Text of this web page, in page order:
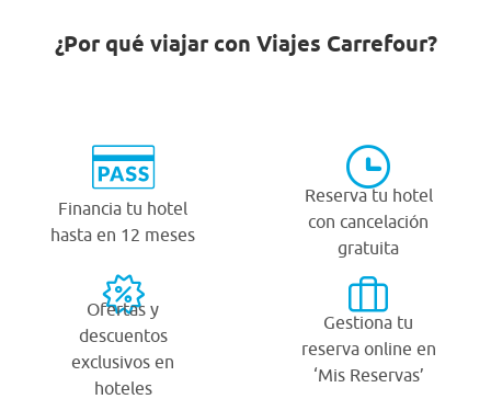
¿Por qué viajar con Viajes Carrefour?
Financia tu hotel
hasta en 12 meses
Reserva tu hotel
con cancelación
gratuita
Ofertas y
descuentos
exclusivos en
hoteles
Gestiona tu
reserva online en
‘Mis Reservas’